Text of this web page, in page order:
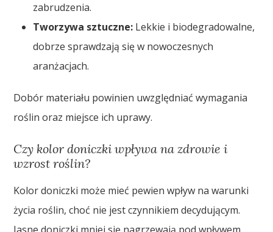
zabrudzenia.
Tworzywa sztuczne: Lekkie i biodegradowalne,
dobrze sprawdzają się w nowoczesnych
aranżacjach.
Dobór materiału powinien uwzględniać wymagania
roślin oraz miejsce ich uprawy.
Czy kolor doniczki wpływa na zdrowie i
wzrost roślin?
Kolor doniczki może mieć pewien wpływ na warunki
życia roślin, choć nie jest czynnikiem decydującym.